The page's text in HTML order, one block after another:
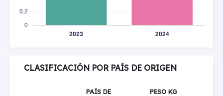
CLASIFICACIÓN POR PAÍS DE ORIGEN
PAÍS DE
PESO KG